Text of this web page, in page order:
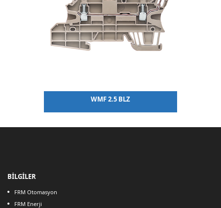
WMF 2.5 BLZ
BİLGİLER
FRM Otomasyon
FRM Enerji